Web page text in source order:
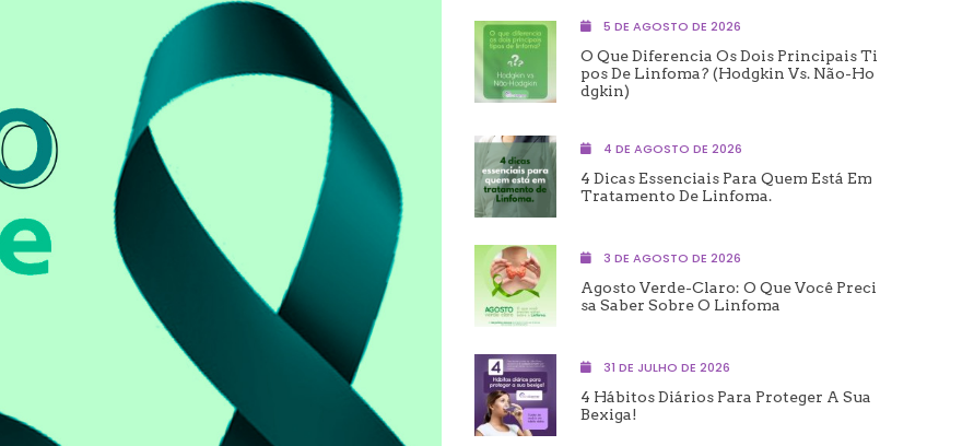
5 DE AGOSTO DE 2026
O Que Diferencia Os Dois Principais Ti
Pos De Linfoma? (Hodgkin Vs. Não-Ho
Dgkin)
4 DE AGOSTO DE 2026
4 Dicas Essenciais Para Quem Está Em
Tratamento De Linfoma.
3 DE AGOSTO DE 2026
Agosto Verde-Claro: O Que Você Preci
Sa Saber Sobre O Linfoma
31 DE JULHO DE 2026
4 Hábitos Diários Para Proteger A Sua
Bexiga!